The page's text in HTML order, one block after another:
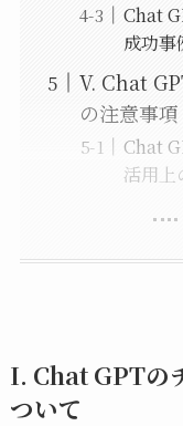
Chat
成功事
V. Chat
の注意事項
Chat
活用上
I. Chat GPTの
ついて